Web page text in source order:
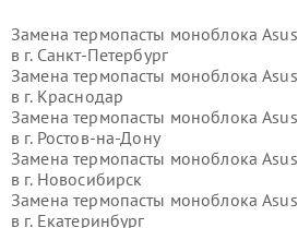
Замена термопасты моноблока Asus
в г. Санкт-Петербург
Замена термопасты моноблока Asus
в г. Краснодар
Замена термопасты моноблока Asus
в г. Ростов-на-Дону
Замена термопасты моноблока Asus
в г. Новосибирск
Замена термопасты моноблока Asus
в г. Екатеринбург